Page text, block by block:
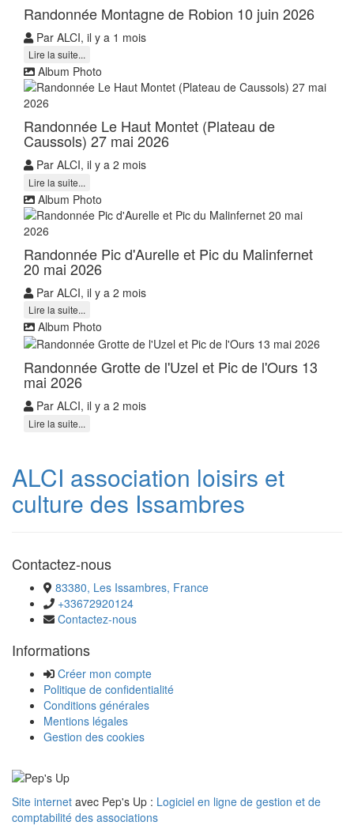
Randonnée Montagne de Robion 10 juin 2026
Par ALCI, il y a 1 mois
Lire la suite...
Album Photo
Randonnée Le Haut Montet (Plateau de
Caussols) 27 mai 2026
Par ALCI, il y a 2 mois
Lire la suite...
Album Photo
Randonnée Pic d'Aurelle et Pic du Malinfernet
20 mai 2026
Par ALCI, il y a 2 mois
Lire la suite...
Album Photo
Randonnée Grotte de l'Uzel et Pic de l'Ours 13
mai 2026
Par ALCI, il y a 2 mois
Lire la suite...
ALCI association loisirs et
culture des Issambres
Contactez-nous
83380, Les Issambres, France
+33672920124
Contactez-nous
Informations
Créer mon compte
Politique de confidentialité
Conditions générales
Mentions légales
Gestion des cookies
Site internet avec Pep's Up : Logiciel en ligne de gestion et de
comptabilité des associations